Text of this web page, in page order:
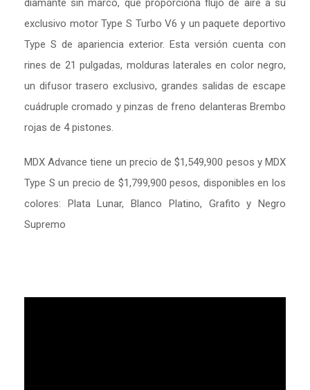
diamante sin marco, que proporciona flujo de aire a su
exclusivo motor Type S Turbo V6 y un paquete deportivo
Type S de apariencia exterior. Esta versión cuenta con
rines de 21 pulgadas, molduras laterales en color negro,
un difusor trasero exclusivo, grandes salidas de escape
cuádruple cromado y pinzas de freno delanteras Brembo
rojas de 4 pistones.
MDX Advance tiene un precio de $1,549,900 pesos y MDX
Type S un precio de $1,799,900 pesos, disponibles en los
colores: Plata Lunar, Blanco Platino, Grafito y Negro
Supremo